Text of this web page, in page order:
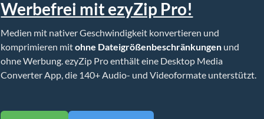
Werbefrei mit ezyZip Pro!
Medien mit nativer Geschwindigkeit konvertieren und
komprimieren mitohne Dateigrößenbeschränkungen und
ohne Werbung. ezyZip Pro enthält eine Desktop Media
Converter App, die 140+ Audio- und Videoformate unterstützt.